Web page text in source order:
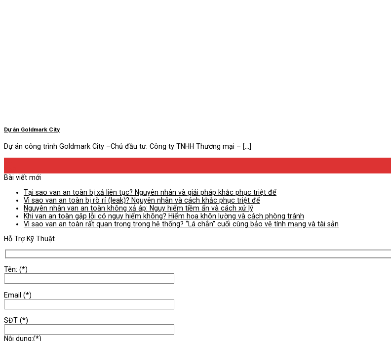
Dự án Goldmark City
Dự án công trình Goldmark City –Chủ đầu tư: Công ty TNHH Thương mại – [...]
Bài viết mới
Tại sao van an toàn bị xả liên tục? Nguyên nhân và giải pháp khắc phục triệt để
Vì sao van an toàn bị rò rỉ (leak)? Nguyên nhân và cách khắc phục triệt để
Nguyên nhân van an toàn không xả áp: Nguy hiểm tiềm ẩn và cách xử lý
Khi van an toàn gặp lỗi có nguy hiểm không? Hiểm họa khôn lường và cách phòng tránh
Vì sao van an toàn rất quan trọng trong hệ thống? “Lá chắn” cuối cùng bảo vệ tính mạng và tài sản
Hỗ Trợ Kỹ Thuật
Tên: (*)
Email (*)
SĐT (*)
Nội dung:(*)